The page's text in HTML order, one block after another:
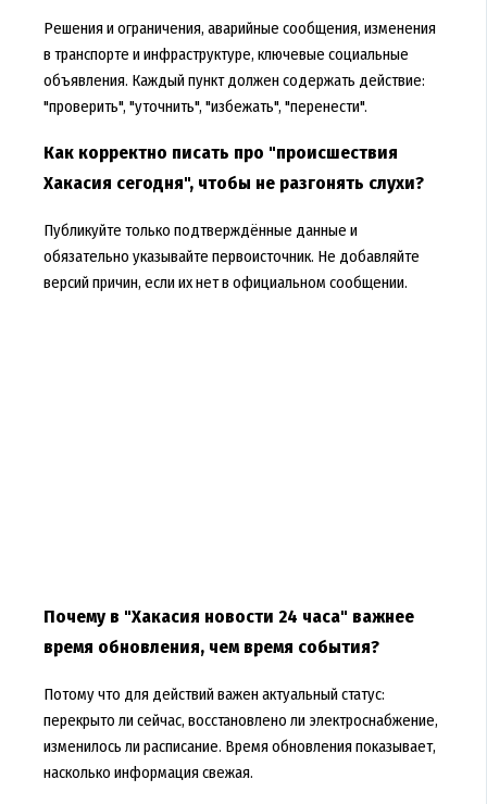
Решения и ограничения, аварийные сообщения, изменения
в транспорте и инфраструктуре, ключевые социальные
объявления. Каждый пункт должен содержать действие:
"проверить", "уточнить", "избежать", "перенести".
Как корректно писать про "происшествия
Хакасия сегодня", чтобы не разгонять слухи?
Публикуйте только подтверждённые данные и
обязательно указывайте первоисточник. Не добавляйте
версий причин, если их нет в официальном сообщении.
Почему в "Хакасия новости 24 часа" важнее
время обновления, чем время события?
Потому что для действий важен актуальный статус:
перекрыто ли сейчас, восстановлено ли электроснабжение,
изменилось ли расписание. Время обновления показывает,
насколько информация свежая.